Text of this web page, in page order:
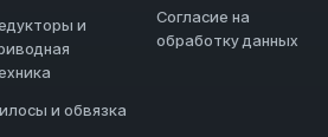
и
и обвязка
Согласие на
обработку данных